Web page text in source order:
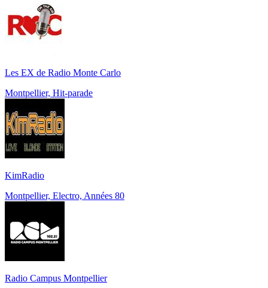
Les EX de Radio Monte Carlo
Montpellier, Hit-parade
KimRadio
Montpellier, Electro, Années 80
Radio Campus Montpellier